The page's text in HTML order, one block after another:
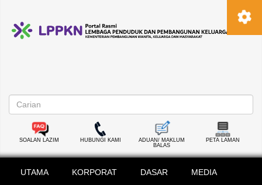
SOALAN LAZIM HUBUNGI KAMI
ADUAN/ MAKLUM
BALAS
PETA LAMAN
UTAMA KORPORAT DASAR MEDIA